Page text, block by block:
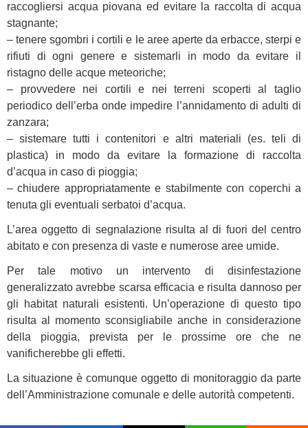
raccogliersi acqua piovana ed evitare la raccolta di acqua
stagnante;
– tenere sgombri i cortili e le aree aperte da erbacce, sterpi e
rifiuti di ogni genere e sistemarli in modo da evitare il
ristagno delle acque meteoriche;
– provvedere nei cortili e nei terreni scoperti al taglio
periodico dell’erba onde impedire l’annidamento di adulti di
zanzara;
– sistemare tutti i contenitori e altri materiali (es. teli di
plastica) in modo da evitare la formazione di raccolta
d’acqua in caso di pioggia;
– chiudere appropriatamente e stabilmente con coperchi a
tenuta gli eventuali serbatoi d’acqua.
L’area oggetto di segnalazione risulta al di fuori del centro
abitato e con presenza di vaste e numerose aree umide.
Per tale motivo un intervento di disinfestazione
generalizzato avrebbe scarsa efficacia e risulta dannoso per
gli habitat naturali esistenti. Un’operazione di questo tipo
risulta al momento sconsigliabile anche in considerazione
della pioggia, prevista per le prossime ore che ne
vanificherebbe gli effetti.
La situazione è comunque oggetto di monitoraggio da parte
dell’Amministrazione comunale e delle autorità competenti.